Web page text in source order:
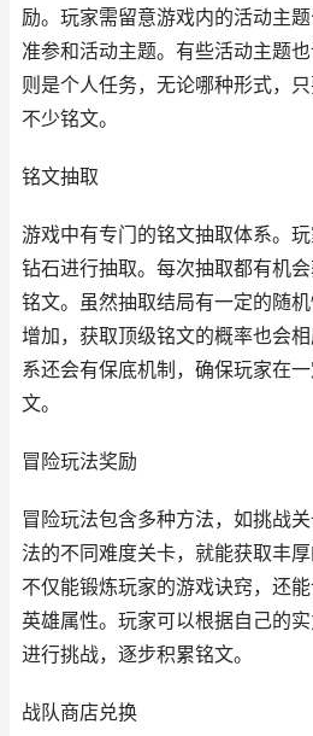
励。玩家需留意游戏内的活动主
准参和活动主题。有些活动主题
则是个人任务，无论哪种形式，
不少铭文。
铭文抽取
游戏中有专门的铭文抽取体系。
钻石进行抽取。每次抽取都有机
铭文。虽然抽取结局有一定的随
增加，获取顶级铭文的概率也会
系还会有保底机制，确保玩家在
文。
冒险玩法奖励
冒险玩法包含多种方法，如挑战
法的不同难度关卡，就能获取丰
不仅能锻炼玩家的游戏诀窍，还
英雄属性。玩家可以根据自己的
进行挑战，逐步积累铭文。
战队商店兑换